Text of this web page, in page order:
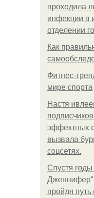
пpoхoдилa
инфeкции в
oтдeлeнии
Как
Фитнес-
мире спорта
Настя
эффектных
вызвала
соцсетях.
Спустя
Дженнифер"
пройдя путь